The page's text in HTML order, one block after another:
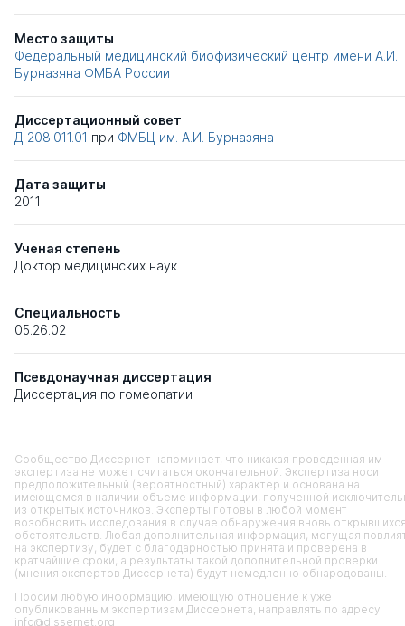
Место защиты
Федеральный медицинский биофизический центр имени А.И.
Бурназяна ФМБА России
Диссертационный совет
Д 208.011.01 при ФМБЦ им. А.И. Бурназяна
Дата защиты
2011
Ученая степень
Доктор медицинских наук
Специальность
05.26.02
Псевдонаучная диссертация
Диссертация по гомеопатии
Сообщество Диссернет напоминает, что никакая проведенная им
экспертиза не может считаться окончательной. Экспертиза носит
предположительный (вероятностный) характер и основана на
имеющемся в наличии объеме информации, полученной
из открытых источников. Эксперты готовы в любой момент
возобновить исследования в случае обнаружения вновь
обстоятельств. Любая дополнительная информация, могущая
на экспертизу, будет с благодарностью принята и проверена в
кратчайшие сроки, а результаты такой дополнительной проверки
(мнения экспертов Диссернета) будут немедленно обнародованы.
Просим любую информацию, имеющую отношение к уже
опубликованным экспертизам Диссернета, направлять по адресу
info@dissernet.org